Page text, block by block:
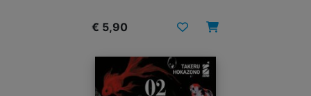
€ 5,90